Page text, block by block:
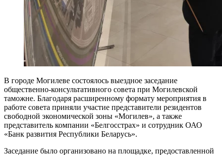
В городе Могилеве состоялось выездное заседание
общественно-консультативного совета при Могилевской
таможне. Благодаря расширенному формату мероприятия в
работе совета приняли участие представители резидентов
свободной экономической зоны «Могилев», а также
представитель компании «Белгосстрах» и сотрудник ОАО
«Банк развития Республики Беларусь».
Заседание было организовано на площадке, предоставленной